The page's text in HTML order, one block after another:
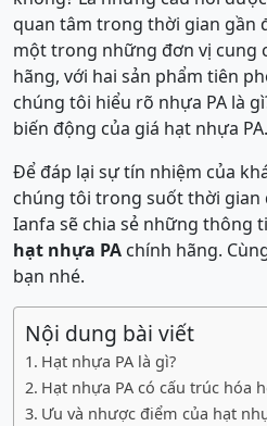
quan tâm trong thời gian gần
một trong những đơn vị cung
hãng, với hai sản phẩm tiên
chúng tôi hiểu rõ nhựa PA là
biến động của giá hạt nhựa PA.
Để đáp lại sự tín nhiệm của
chúng tôi trong suốt thời gian
Ianfa sẽ chia sẻ những thông
hạt nhựa PA chính hãng.
bạn nhé.
Nội dung bài viết
Hạt nhựa PA là gì?
Hạt nhựa PA có cấu trúc hóa
Ưu và nhược điểm của hạt